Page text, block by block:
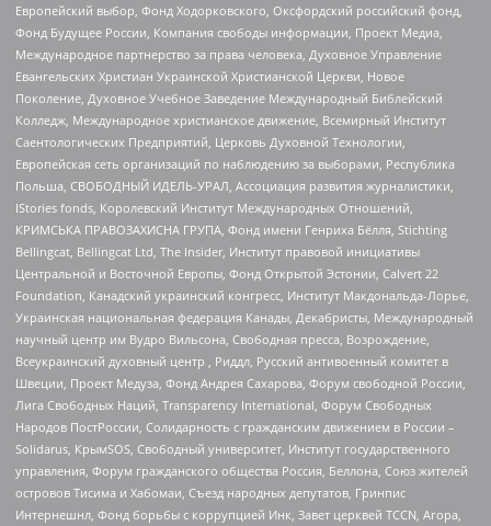
Европейский выбор, Фонд Ходорковского, Оксфордский российский фонд,
Фонд Будущее России, Компания свободы информации, Проект Медиа,
Международное партнерство за права человека, Духовное Управление
Евангельских Христиан Украинской Христианской Церкви, Новое
Поколение, Духовное Учебное Заведение Международный Библейский
Колледж, Международное христианское движение, Всемирный Институт
Саентологических Предприятий, Церковь Духовной Технологии,
Европейская сеть организаций по наблюдению за выборами, Республика
Польша, СВОБОДНЫЙ ИДЕЛЬ-УРАЛ, Ассоциация развития журналистики,
IStories fonds, Королевский Институт Международных Отношений,
КРИМСЬКА ПРАВОЗАХИСНА ГРУПА, Фонд имени Генриха Бёлля, Stichting
Bellingcat, Bellingcat Ltd, The Insider, Институт правовой инициативы
Центральной и Восточной Европы, Фонд Открытой Эстонии, Calvert 22
Foundation, Канадский украинский конгресс, Институт Макдональда-Лорье,
Украинская национальная федерация Канады, Декабристы, Международный
научный центр им Вудро Вильсона, Свободная пресса, Возрождение,
Всеукраинский духовный центр , Риддл, Русский антивоенный комитет в
Швеции, Проект Медуза, Фонд Андрея Сахарова, Форум свободной России,
Лига Свободных Наций, Transparеncy International, Форум Свободных
Народов ПостРоссии, Солидарность с гражданским движением в России –
Solidarus, КрымSOS, Свободный университет, Институт государственного
управления, Форум гражданского общества Россия, Беллона, Союз жителей
островов Тисима и Хабомаи, Съезд народных депутатов, Гринпис
Интернешнл, Фонд борьбы с коррупцией Инк, Завет церквей TCCN, Агора,